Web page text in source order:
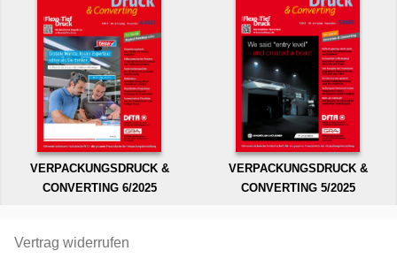
VERPACKUNGSDRUCK &
CONVERTING 6/2025
VERPACKUNGSDRUCK &
CONVERTING 5/2025
Vertrag widerrufen